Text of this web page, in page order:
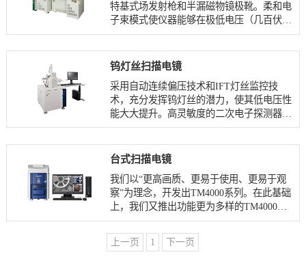
特基式场发射枪和半漏磁物镜极靴。柔和电
子束模式使仪器能够在极低电压（几百伏）
下观察样品表面信息。小束流到大束流（几
到分析的各种需求。
钨灯丝扫描电镜
采用自动连续偏压技术和IFT灯丝监控技
术，充分发挥钨灯丝的潜力，使其低电压性
能大大提升。高灵敏度的二次电子探测器、
背散射探测器和可变压力探测器可以获得样
息。新增的光镜导航、一体化能谱以及报告
台式扫描电镜
我们以“更高画质、更易于使用、更易于观
察”为理念，开发出TM4000系列。在此基础
上，我们又推出功能更为多样的TM4000Ⅱ
系列。
为您提供更丰富的观察和分析应用。
上一页 1 下一页